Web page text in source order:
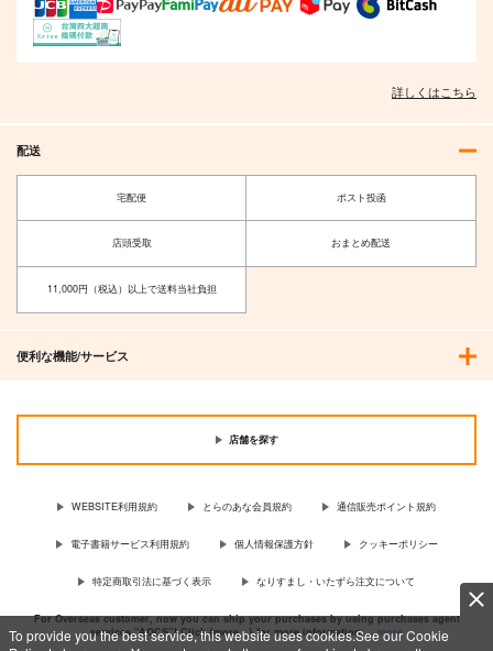
To provide you the best service, this website uses cookies.See our Cookie
詳しくはこちら
配送
宅配便 ポスト投函
店頭受取 おまとめ配送
11,000円（税込）以上で送料当社負担
便利な機能/サービス
店舗を探す
WEBSITE利用規約 とらのあな会員規約 通信販売ポイント規約
電子書籍サービス利用規約 個人情報保護方針 クッキーポリシー
特定商取引法に基づく表示 なりすまし・いたずら注文について
For Overseas customer, now you can ship your purchases by using purchases agent
services “AOCS”! Click {more…} for more information …more